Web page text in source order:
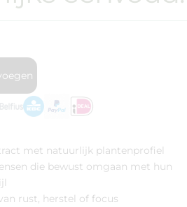
met natuurlijk plantenprofiel
die bewust omgaan met hun
rust, herstel of focus